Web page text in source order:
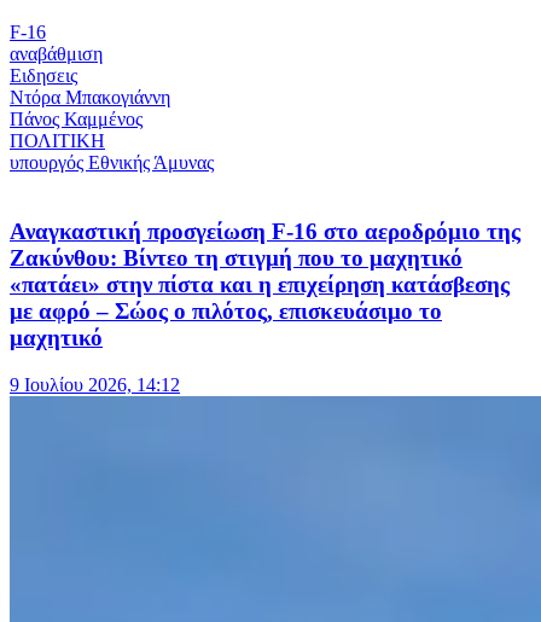
F-16
αναβάθμιση
Ειδησεις
Ντόρα Μπακογιάννη
Πάνος Καμμένος
ΠΟΛΙΤΙΚΗ
υπουργός Εθνικής Άμυνας
Αναγκαστική προσγείωση F-16 στο αεροδρόμιο της
Ζακύνθου: Βίντεο τη στιγμή που το μαχητικό
«πατάει» στην πίστα και η επιχείρηση κατάσβεσης
με αφρό – Σώος ο πιλότος, επισκευάσιμο το
μαχητικό
9 Ιουλίου 2026, 14:12